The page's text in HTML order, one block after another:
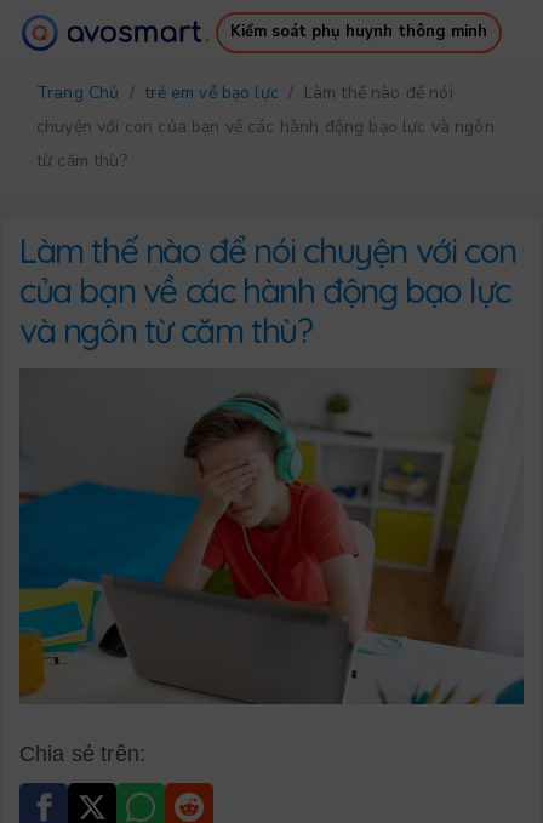
Kiểm soát phụ huynh thông minh
Cách nó hoạt động
Bảng giá
Tải xuống
Hỗ trợ
Ebook miễn phí
Trang Chủ /trẻ em về bạo lực / Làm thế nào để nói
chuyện với con của bạn về các hành động bạo lực và ngôn
từ căm thù?
Làm thế nào để nói chuyện với con
của bạn về các hành động bạo lực
và ngôn từ căm thù?
Chia sẻ trên: